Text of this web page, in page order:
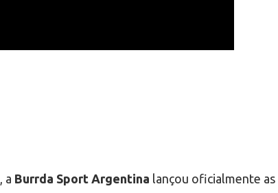
, a Burrda Sport Argentina lançou oficialmente as